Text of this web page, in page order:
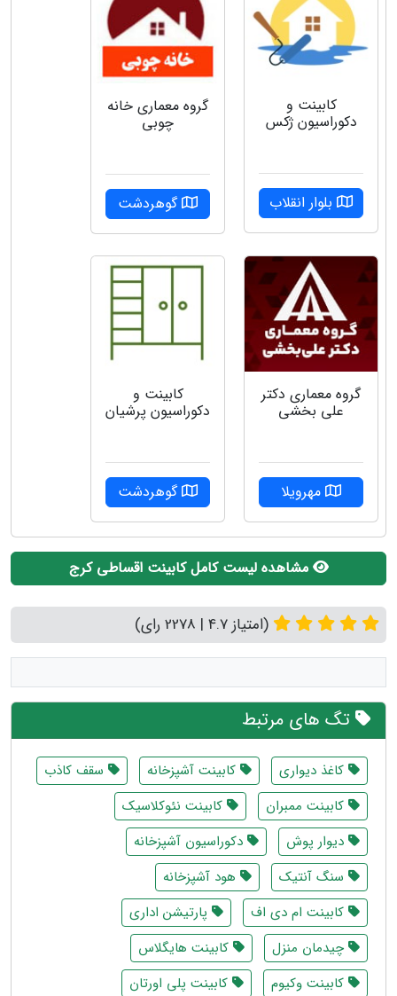
کابینت و
دکوراسیون ژکس
بلوار انقلاب
گروه‌ معماری خانه
چوبی
گوهردشت
گروه معماری دکتر
علی بخشی
مهرویلا
کابینت و
دکوراسیون پرشیان
گوهردشت
مشاهده لیست کامل کابینت اقساطی کرج
(امتیاز 4.7 | 2278 رای)
تگ های مرتبط
کاغذ دیواری کابینت آشپزخانه
سقف کاذب
کابینت ممبران
کابینت نئوکلاسیک
دیوار پوش
دکوراسیون آشپزخانه
سنگ آنتیک
هود آشپزخانه
کابینت ام دی اف
پارتیشن اداری
چیدمان منزل
کابینت هایگلاس
کابینت وکیوم
کابینت پلی اورتان